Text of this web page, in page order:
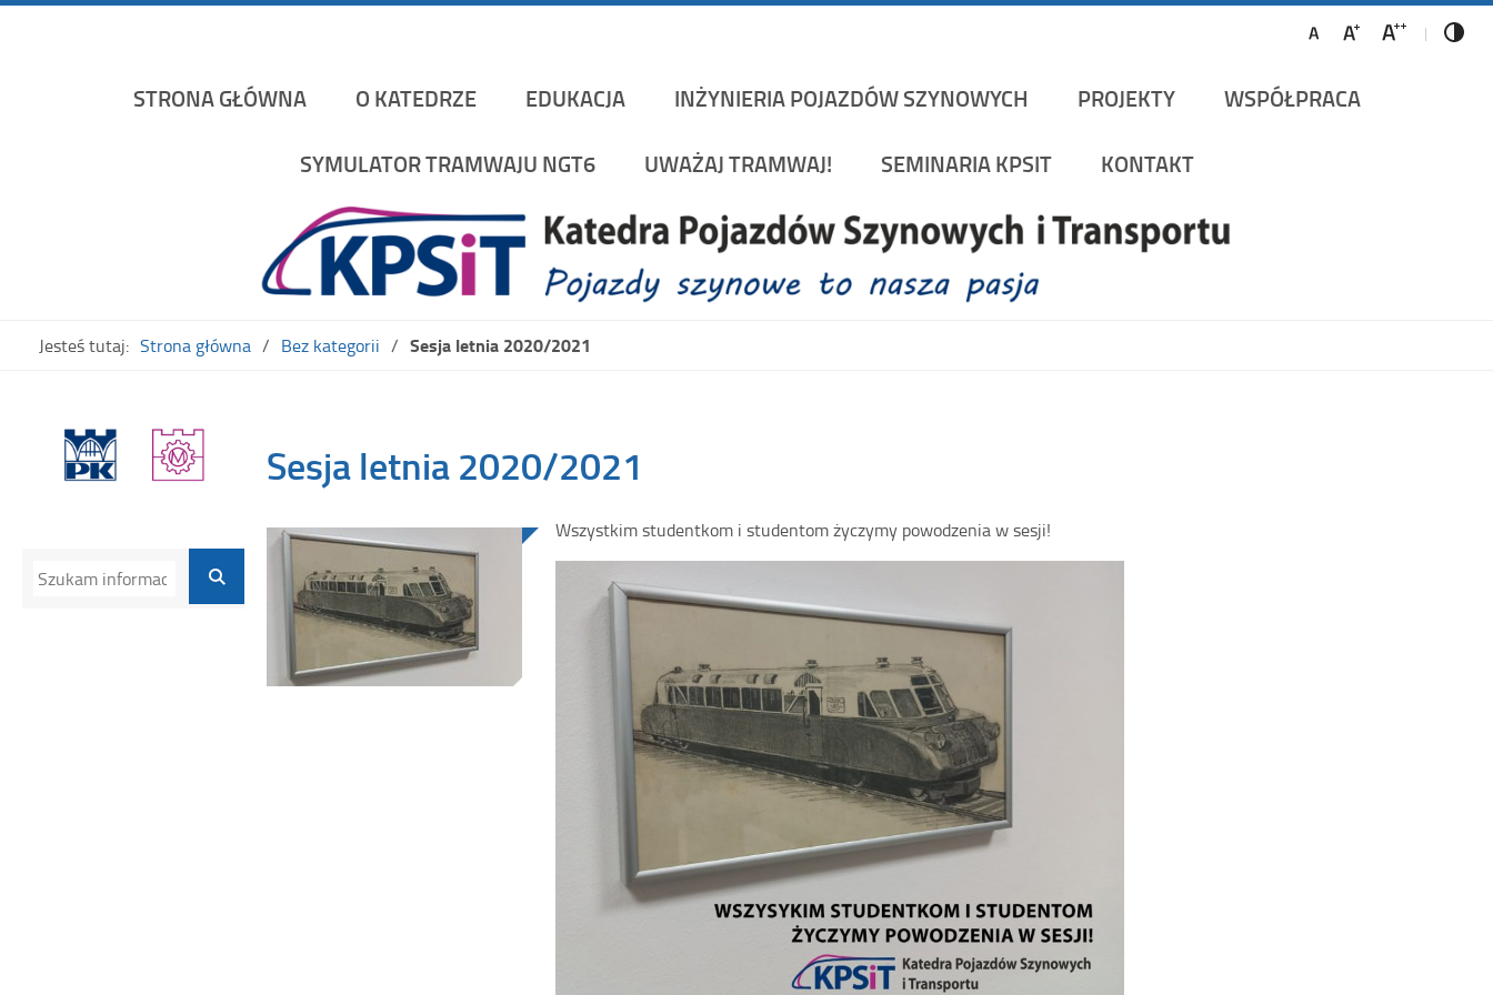
STRONA GŁÓWNA O KATEDRZE EDUKACJA INŻYNIERIA POJAZDÓW SZYNOWYCH PROJEKTY WSPÓŁPRACA
SYMULATOR TRAMWAJU NGT6 UWAŻAJ TRAMWAJ! SEMINARIA KPSIT KONTAKT
Jesteś tutaj: Strona główna Bez kategorii Sesja letnia 2020/2021
Sesja letnia 2020/2021
Wszystkim studentkom i studentom życzymy powodzenia w sesji!